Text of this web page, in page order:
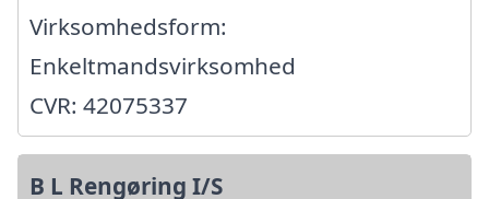
Virksomhedsform:
Enkeltmandsvirksomhed
CVR: 42075337
B L Rengøring I/S